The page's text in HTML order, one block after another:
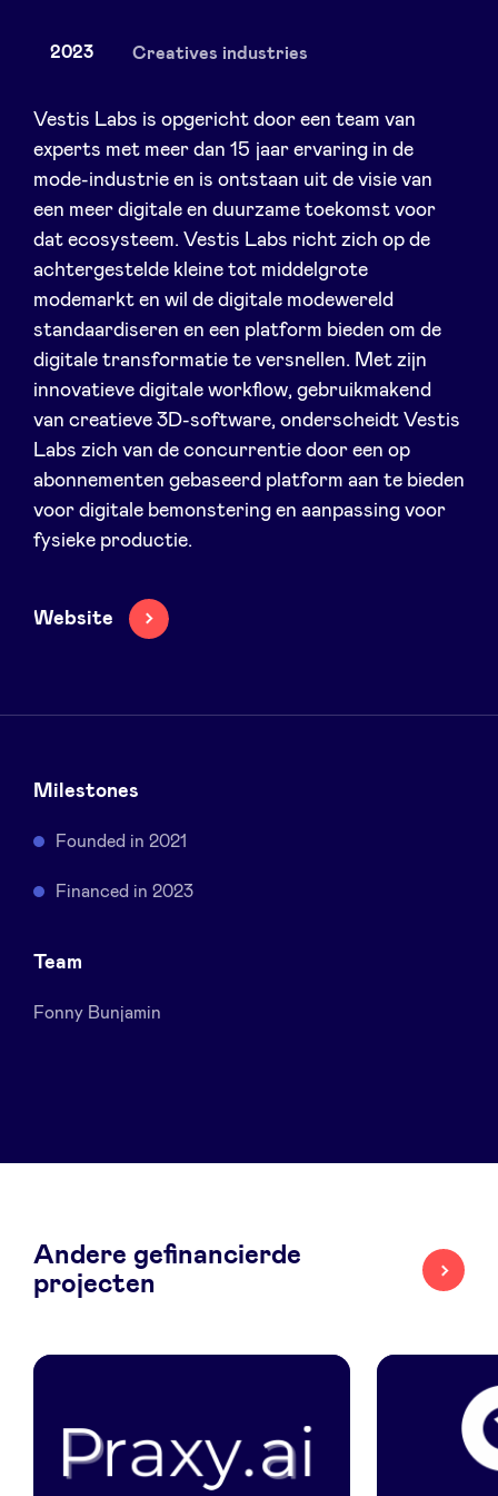
Nieuws
Voordelen
BeAngels Academy
BeAngels Luxemburg
NXT Brussels - Investeerders groep
Pooling Services
Sponsors
Toegang 'dealflow' investeerder
2023 Creatives industries
Vestis Labs is opgericht door een team van
experts met meer dan 15 jaar ervaring in de
mode-industrie en is ontstaan ​​uit de visie van
een meer digitale en duurzame toekomst voor
dat ecosysteem. Vestis Labs richt zich op de
achtergestelde kleine tot middelgrote
modemarkt en wil de digitale modewereld
standaardiseren en een platform bieden om de
digitale transformatie te versnellen. Met zijn
innovatieve digitale workflow, gebruikmakend
van creatieve 3D-software, onderscheidt Vestis
Labs zich van de concurrentie door een op
abonnementen gebaseerd platform aan te bieden
voor digitale bemonstering en aanpassing voor
fysieke productie.
Website
Milestones
Founded in 2021
Financed in 2023
Team
Fonny Bunjamin
Andere gefinancierde
projecten